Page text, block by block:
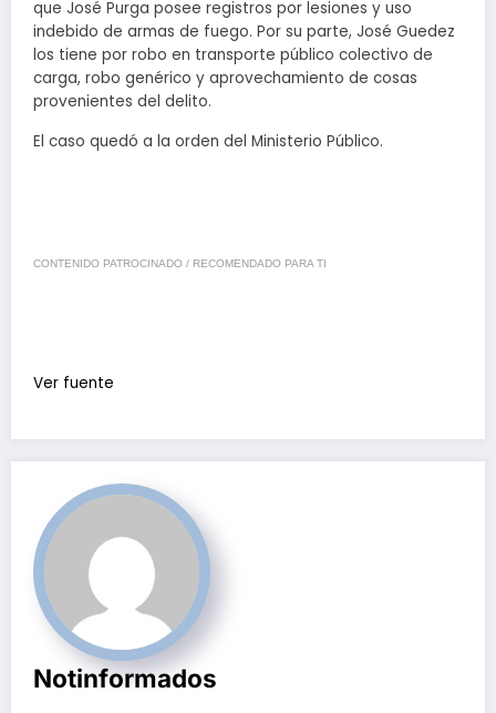
que José Purga posee registros por lesiones y uso
indebido de armas de fuego. Por su parte, José Guedez
los tiene por robo en transporte público colectivo de
carga, robo genérico y aprovechamiento de cosas
provenientes del delito.
El caso quedó a la orden del Ministerio Público.
CONTENIDO PATROCINADO / RECOMENDADO PARA TI
Ver fuente
Notinformados